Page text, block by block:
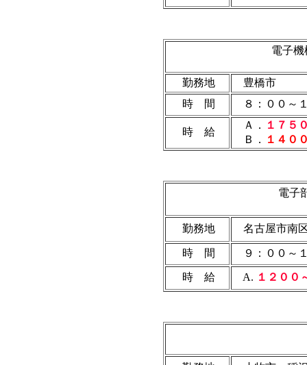
電子
勤務地
豊橋市
時 間
８：００～
時 給
Ａ．
１７５
Ｂ．
１４０
電子
勤務地 名古屋市南
時 間 ９：００～
時 給 A. １２００